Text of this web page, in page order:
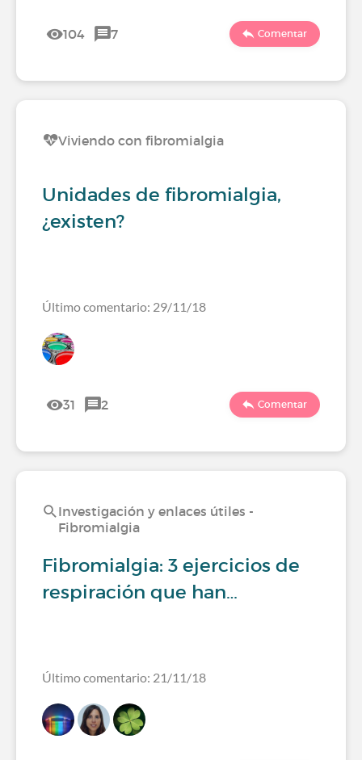
104 7 Comentar
Viviendo con fibromialgia
Unidades de fibromialgia,
¿existen?
Último comentario: 29/11/18
31 2 Comentar
Investigación y enlaces útiles -
Fibromialgia
Fibromialgia: 3 ejercicios de
respiración que han…
Último comentario: 21/11/18